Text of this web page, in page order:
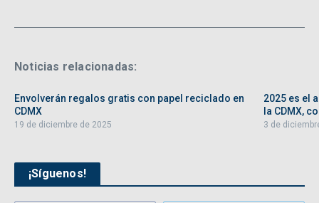
Noticias relacionadas:
Envolverán regalos gratis con papel reciclado en
CDMX
19 de diciembre de 2025
2025 es el
la CDMX,
3 de
¡Síguenos!